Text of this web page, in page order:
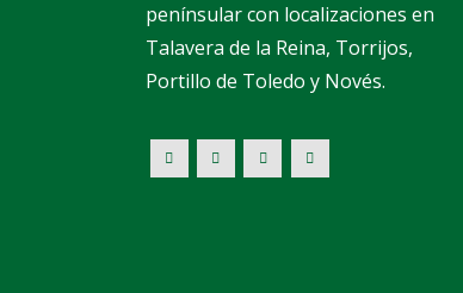
penínsular con localizaciones en
Talavera de la Reina, Torrijos,
Portillo de Toledo y Novés.